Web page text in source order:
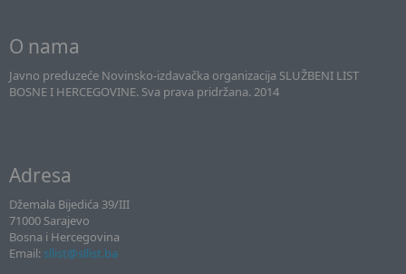
O nama
Javno preduzeće Novinsko-izdavačka organizacija SLUŽBENI LIST
BOSNE I HERCEGOVINE. Sva prava pridržana. 2014
Adresa
Džemala Bijedića 39/III
71000 Sarajevo
Bosna i Hercegovina
Email: sllist@sllist.ba